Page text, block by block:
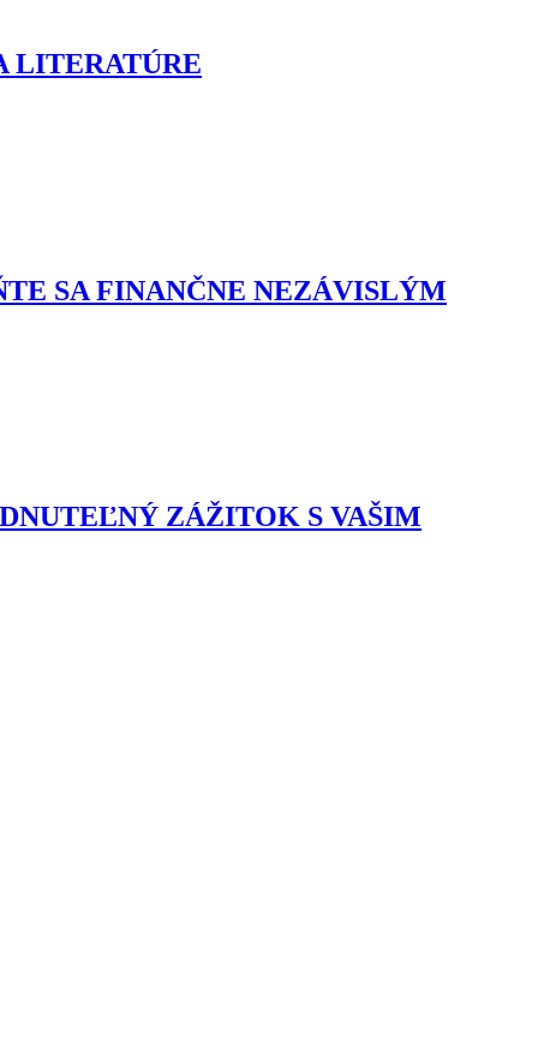
LITERATÚRE
SA FINANČNE NEZÁVISLÝM
ZÁŽITOK S VAŠIM